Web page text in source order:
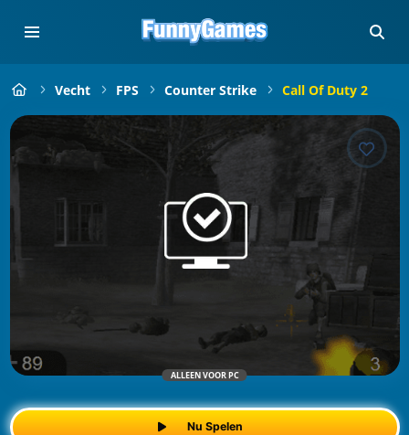
Vecht FPS Counter Strike Call Of Duty 2
ALLEEN VOOR PC
Nu Spelen